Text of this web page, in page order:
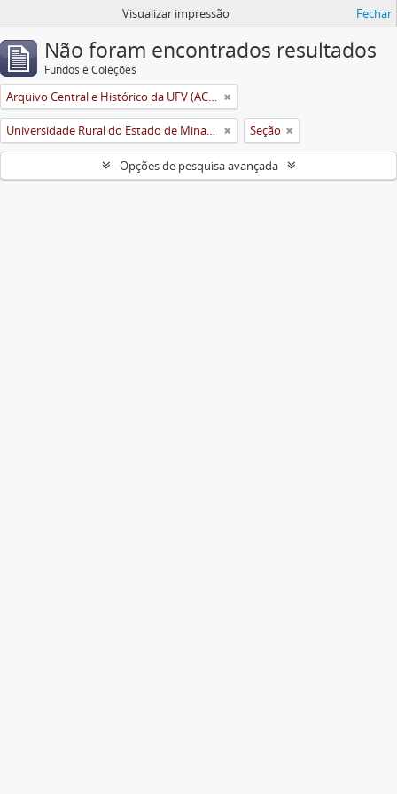
Visualizar impressão Fechar
Não foram encontrados resultados
Fundos e Coleções
Arquivo Central e Histórico da UFV (ACH-UFV)
Universidade Rural do Estado de Minas Gerais (Uremg) Seção
Opções de pesquisa avançada